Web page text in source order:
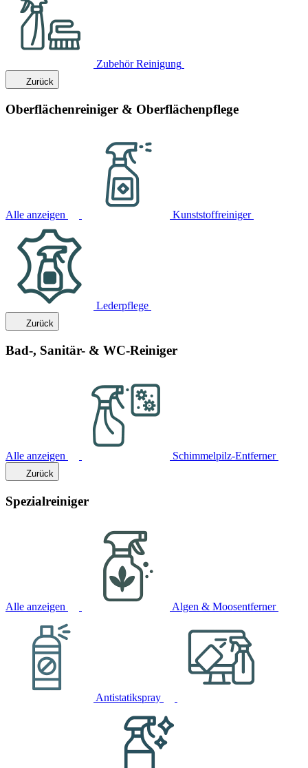
Zubehör Reinigung
Zurück
Oberflächenreiniger & Oberflächenpflege
Alle anzeigen Kunststoffreiniger
Lederpflege
Zurück
Bad-, Sanitär- & WC-Reiniger
Alle anzeigen Schimmelpilz-Entferner
Zurück
Spezialreiniger
Alle anzeigen Algen & Moosentferner
Antistatikspray